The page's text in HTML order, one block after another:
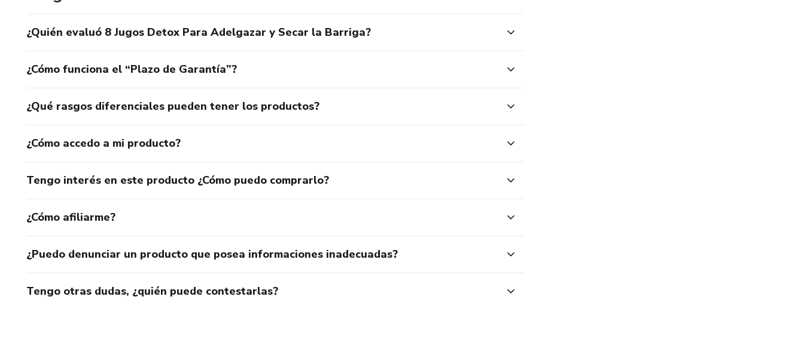
¿Quién evaluó 8 Jugos Detox Para Adelgazar y Secar la Barriga?
¿Cómo funciona el “Plazo de Garantía”?
¿Qué rasgos diferenciales pueden tener los productos?
¿Cómo accedo a mi producto?
Tengo interés en este producto ¿Cómo puedo comprarlo?
¿Cómo afiliarme?
¿Puedo denunciar un producto que posea informaciones inadecuadas?
Tengo otras dudas, ¿quién puede contestarlas?